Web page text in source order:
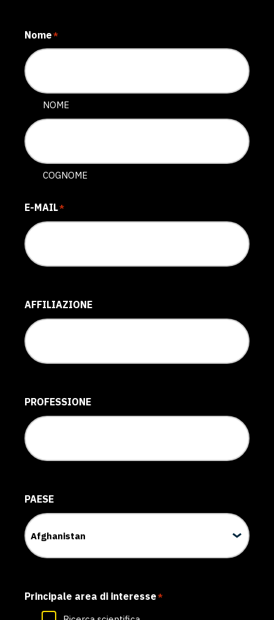
Nome*
NOME
COGNOME
E-MAIL*
AFFILIAZIONE
PROFESSIONE
PAESE
Principale area di interesse*